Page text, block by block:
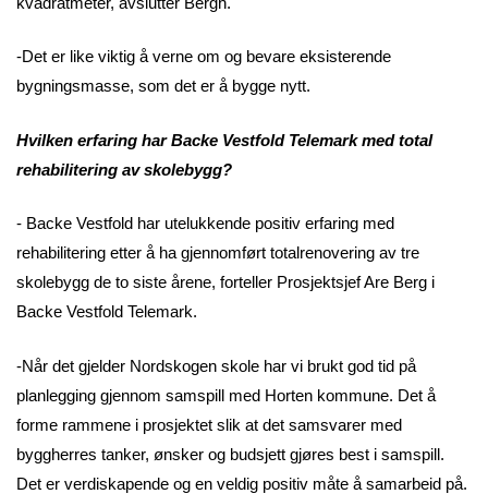
-Det er like viktig å verne om og bevare eksisterende
bygningsmasse, som det er å bygge nytt.
Hvilken erfaring har Backe Vestfold Telemark med total
rehabilitering av skolebygg?
- Backe Vestfold har utelukkende positiv erfaring med
rehabilitering etter å ha gjennomført totalrenovering av tre
skolebygg de to siste årene, forteller Prosjektsjef Are Berg i
Backe Vestfold Telemark.
-Når det gjelder Nordskogen skole har vi brukt god tid på
planlegging gjennom samspill med Horten kommune. Det å
forme rammene i prosjektet slik at det samsvarer med
byggherres tanker, ønsker og budsjett gjøres best i samspill.
Det er verdiskapende og en veldig positiv måte å samarbeid på.